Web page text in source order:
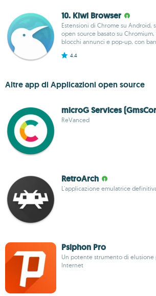
10. Kiwi Browser
Estensioni di Chrome su Android,
open source basato su
blocchi annunci e pop-up, con
4.4
Altre app di Applicazioni open source
microG Services
ReVanced
RetroArch
L'applicazione emulatrice
Psiphon Pro
Un potente strumento di elusione
Internet